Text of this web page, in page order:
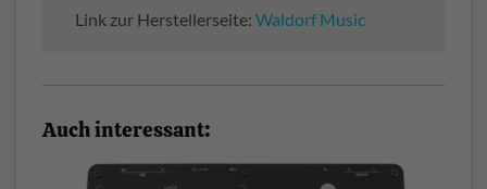
Link zur Herstellerseite: Waldorf Music
Auch interessant: